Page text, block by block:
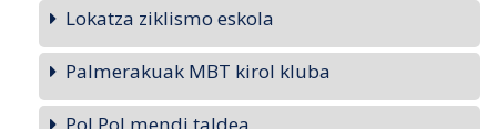
Lokatza ziklismo eskola
Palmerakuak MBT kirol kluba